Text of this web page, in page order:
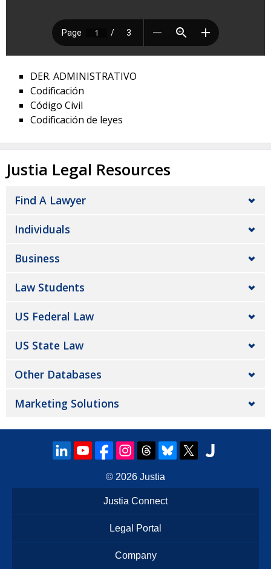
DER. ADMINISTRATIVO
Codificación
Código Civil
Codificación de leyes
Justia Legal Resources
Find A Lawyer
Individuals
Business
Law Students
US Federal Law
US State Law
Other Databases
Marketing Solutions
© 2026 Justia
Justia Connect
Legal Portal
Company